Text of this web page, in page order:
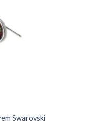
Swarovski